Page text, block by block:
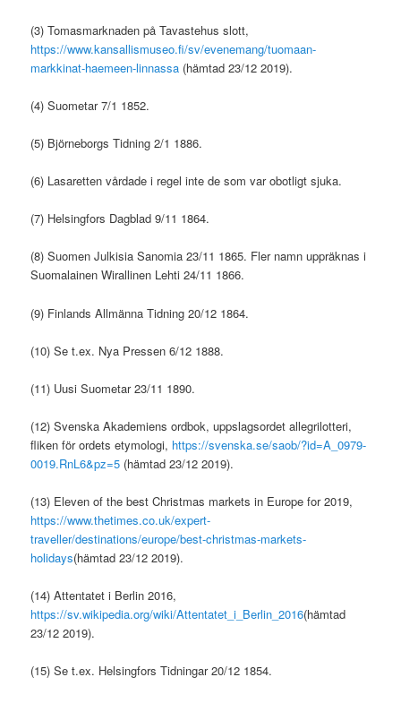
(3) Tomasmarknaden på Tavastehus slott,
https://www.kansallismuseo.fi/sv/evenemang/tuomaan-
markkinat-haemeen-linnassa (hämtad 23/12 2019).
(4) Suometar 7/1 1852.
(5) Björneborgs Tidning 2/1 1886.
(6) Lasaretten vårdade i regel inte de som var obotligt sjuka.
(7) Helsingfors Dagblad 9/11 1864.
(8) Suomen Julkisia Sanomia 23/11 1865. Fler namn uppräknas i
Suomalainen Wirallinen Lehti 24/11 1866.
(9) Finlands Allmänna Tidning 20/12 1864.
(10) Se t.ex. Nya Pressen 6/12 1888.
(11) Uusi Suometar 23/11 1890.
(12) Svenska Akademiens ordbok, uppslagsordet allegrilotteri,
fliken för ordets etymologi, https://svenska.se/saob/?id=A_0979-
0019.RnL6&pz=5 (hämtad 23/12 2019).
(13) Eleven of the best Christmas markets in Europe for 2019,
https://www.thetimes.co.uk/expert-
traveller/destinations/europe/best-christmas-markets-
holidays(hämtad 23/12 2019).
(14) Attentatet i Berlin 2016,
https://sv.wikipedia.org/wiki/Attentatet_i_Berlin_2016(hämtad
23/12 2019).
(15) Se t.ex. Helsingfors Tidningar 20/12 1854.